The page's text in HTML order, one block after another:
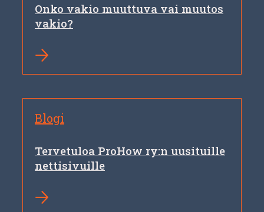
Onko vakio muuttuva vai muutos
vakio?
Blogi
Tervetuloa ProHow ry:n uusituille
nettisivuille